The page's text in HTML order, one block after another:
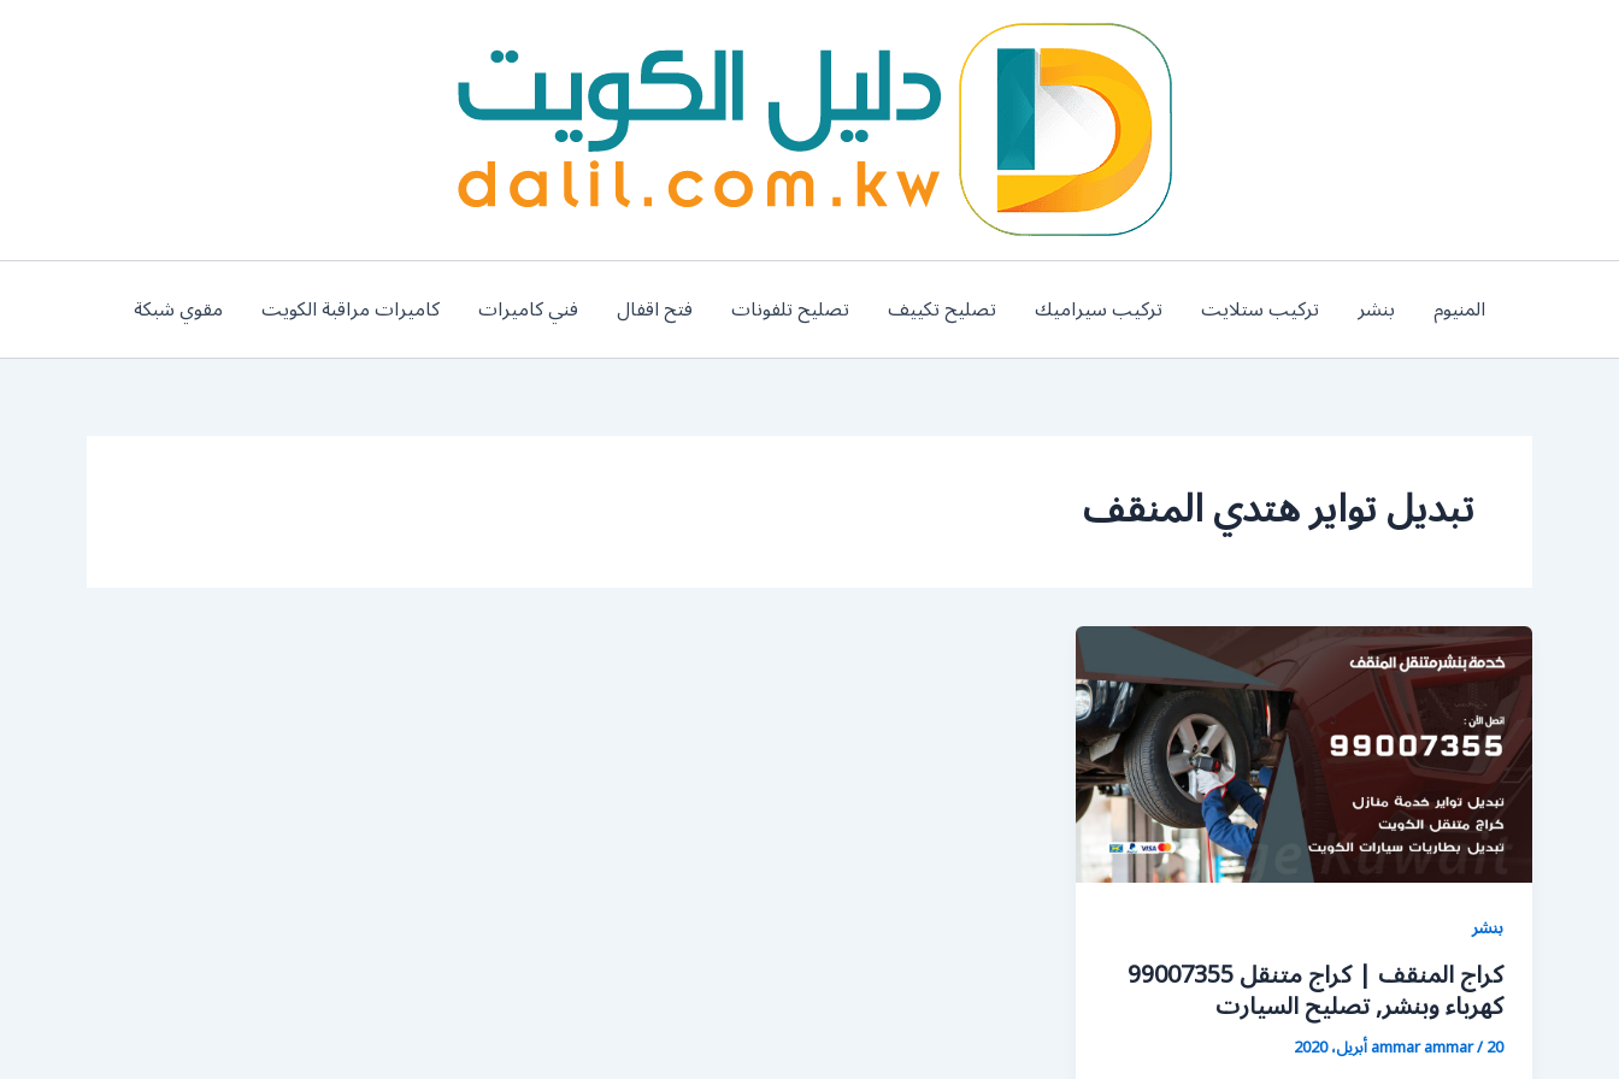
المنيوم بنشر تركيب ستلايت تركيب سيراميك تصليح تكييف تصليح تلفونات فتح اقفال فني كاميرات كاميرات مراقبة الكويت مقوي شبكة
تبديل تواير هتدي المنقف
بنشر
كراج المنقف | كراج متنقل 99007355
كهرباء وبنشر, تصليح السيارت
ammar ammar/20 أبريل، 2020